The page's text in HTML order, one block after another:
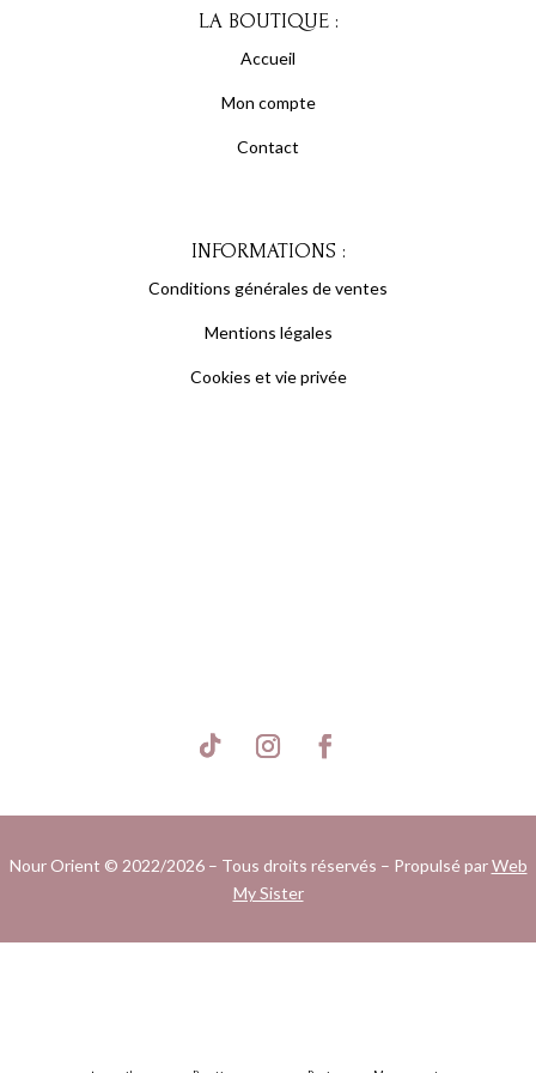
LA BOUTIQUE :
Accueil
Mon compte
Contact
INFORMATIONS :
Conditions générales de ventes
Mentions légales
Cookies et vie privée
Nour Orient © 2022/2026 – Tous droits réservés – Propulsé parWeb
My Sister